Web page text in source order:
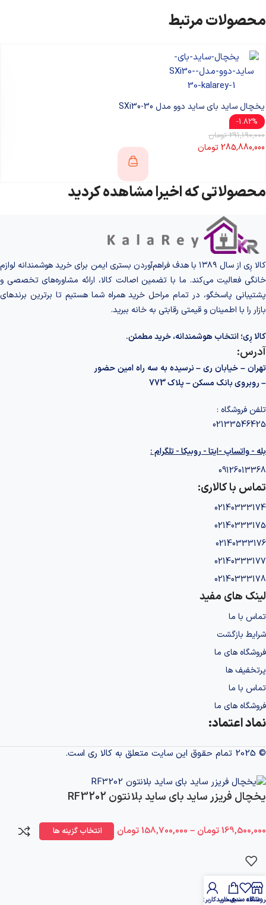
محصولات مرتبط
یخچال ساید بای ساید دوو مدل SXi30-30
1.82%-
291,190,000 تومان
285,880,000تومان
محصولاتی که اخیرا مشاهده کردید
کالا رِی از سال ۱۳۸۹ با هدف فراهم‌آوردن بستری ایمن برای خرید هوشمندانه لوازم
خانگی فعالیت می‌کند. ما با تضمین اصالت کالا، ارائه مشاوره‌های تخصصی و
پشتیبانی پاسخگو، در تمام مراحل خرید همراه شما هستیم تا برترین برندهای
بازار را با اطمینان و قیمتی رقابتی به خانه‌ ببرید.
کالا رِی؛ انتخاب هوشمندانه، خرید مطمئن.
آدرس:
تهران – خیابان ری – نرسیده به سه راه امین حضور
– روبروی بانک مسکن – پلاک 773
تلفن فروشگاه :
02133546425
بله - واتساپ -ایتا - روبیکا - تلگرام :
09126013368
تماس با کالاری:
02140333174
02140333175
02140333176
02140333177
02140333178
لینک های مفید
تماس با ما
شرایط بازگشت
فروشگاه های ما
پرتخفیف ها
تماس با ما
فروشگاه های ما
نماد اعتماد:
© 2025 تمام حقوق این سایت متعلق به کالا ری است.
علاقه مندیسبد خرید
حساب کاربری من
یخچال فریزر ساید بای ساید بلانتون RF3202
169,500,000تومان –
158,700,000تومان انتخاب گزینه ها